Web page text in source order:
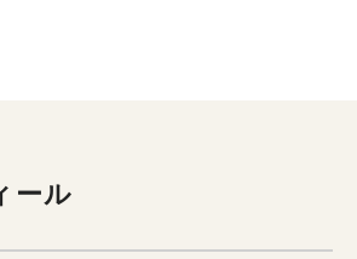
ール